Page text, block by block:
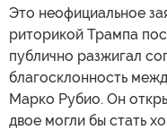
Это неофициальное
риторикой Трампа
публично разжигал
благосклонность
Марко Рубио. Он
двое могли бы стать